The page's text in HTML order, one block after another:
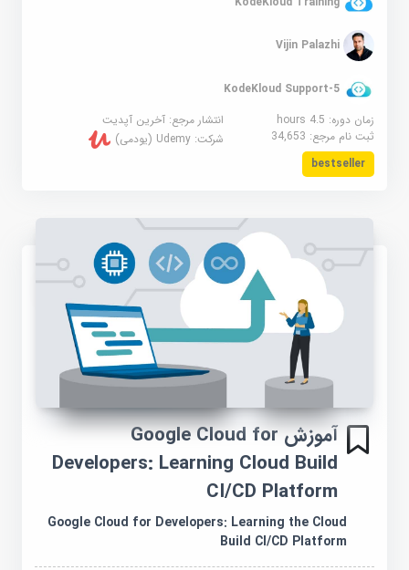
Vijin Palazhi
KodeKloud Support-5
زمان دوره: 4.5 hours
انتشار مرجع:آخرین آپدیت
ثبت نام مرجع:34,653 شرکت:Udemy (یودمی)
bestseller
آموزش Google Cloud for
Developers: Learning Cloud Build
CI/CD Platform
Google Cloud for Developers: Learning the Cloud
Build CI/CD Platform